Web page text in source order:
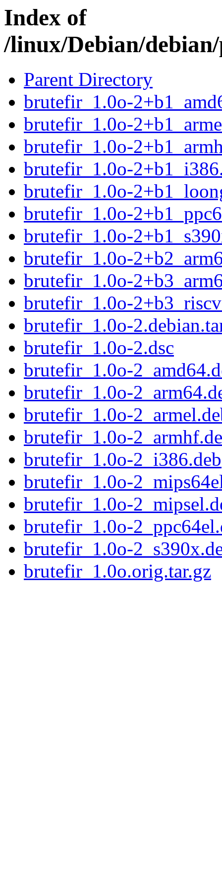
Index of
/linux/Debian/
Parent Directory
brutefir_1.0o-
brutefir_1.0o-
brutefir_1.0o-
brutefir_1.0o-
brutefir_1.0o-
brutefir_1.0o-
brutefir_1.0o-
brutefir_1.0o-
brutefir_1.0o-
brutefir_1.0o-
brutefir_1.0o-
brutefir_1.0o-2.dsc
brutefir_1.0o-
brutefir_1.0o-
brutefir_1.0o-
brutefir_1.0o-
brutefir_1.0o-2_i386.deb
brutefir_1.0o-
brutefir_1.0o-
brutefir_1.0o-
brutefir_1.0o-
brutefir_1.0o.orig.tar.gz